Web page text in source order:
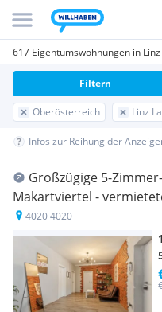
617 Eigentumswohnungen in
Oberösterreich Linz
Filtern
Infos zur Reihung der
Großzügige 5-
Makartviertel -
Platz und modernem
4020 4020